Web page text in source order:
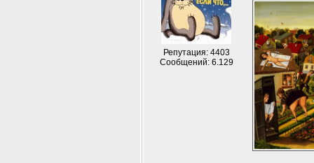
Репутация: 4403
Сообщений: 6.129